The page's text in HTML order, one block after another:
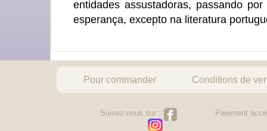
entidades assustadoras, passando
esperança, excepto na literatura
Pour commander Conditions de
Suivez-nous sur : Paiement